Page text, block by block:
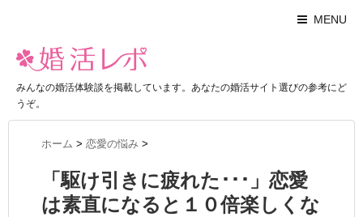
MENU
みんなの婚活体験談を掲載しています。あなたの婚活サイト選びの参考にど
うぞ。
ホーム > 恋愛の悩み >
「駆け引きに疲れた･･･」恋愛
は素直になると１０倍楽しくな